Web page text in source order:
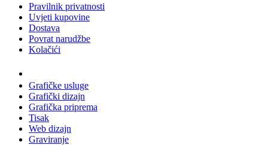
Pravilnik privatnosti
Uvjeti kupovine
Dostava
Povrat narudžbe
Kolačići
Grafičke usluge
Grafički dizajn
Grafička priprema
Tisak
Web dizajn
Graviranje